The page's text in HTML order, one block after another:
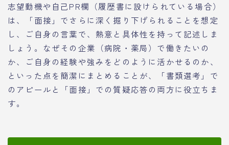
志望動機や自己PR欄（履歴書に設けられている場合）
は、「面接」でさらに深く掘り下げられることを想定
し、ご自身の言葉で、熱意と具体性を持って記述しま
しょう。なぜその企業（病院・薬局）で働きたいの
か、ご自身の経験や強みをどのように活かせるのか、
といった点を簡潔にまとめることが、「書類選考」で
のアピールと「面接」での質疑応答の両方に役立ちま
す。